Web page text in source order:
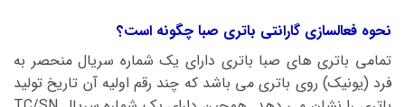
نحوه فعالسازی گارانتی باتری صبا چگونه است؟
تمامی باتری های صبا باتری دارای یک شماره سریال منحصر به
فرد (یونیک) روی باتری می باشد که چند رقم اولیه آن تاریخ تولید